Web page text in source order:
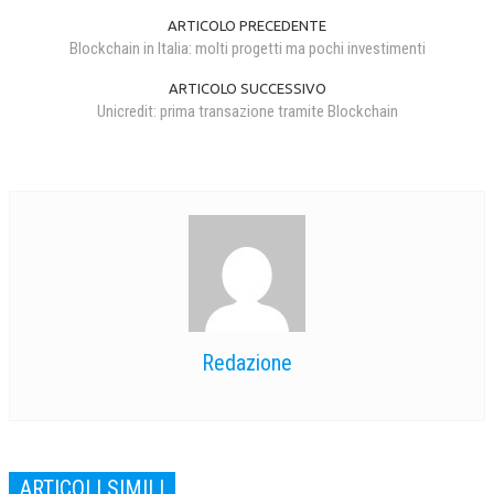
CRIMINOLOGIA TRIBUTARIA
TRANSFER PRICING
PENALE
ARTICOLO PRECEDENTE
Blockchain in Italia: molti progetti ma pochi investimenti
ARTICOLO SUCCESSIVO
Unicredit: prima transazione tramite Blockchain
Redazione
ARTICOLI SIMILI